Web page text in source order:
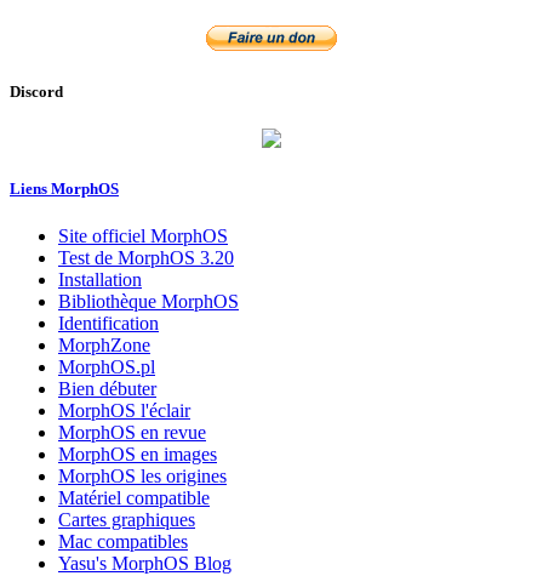
Discord
Liens MorphOS
Site officiel MorphOS
Test de MorphOS 3.20
Installation
Bibliothèque MorphOS
Identification
MorphZone
MorphOS.pl
Bien débuter
MorphOS l'éclair
MorphOS en revue
MorphOS en images
MorphOS les origines
Matériel compatible
Cartes graphiques
Mac compatibles
Yasu's MorphOS Blog